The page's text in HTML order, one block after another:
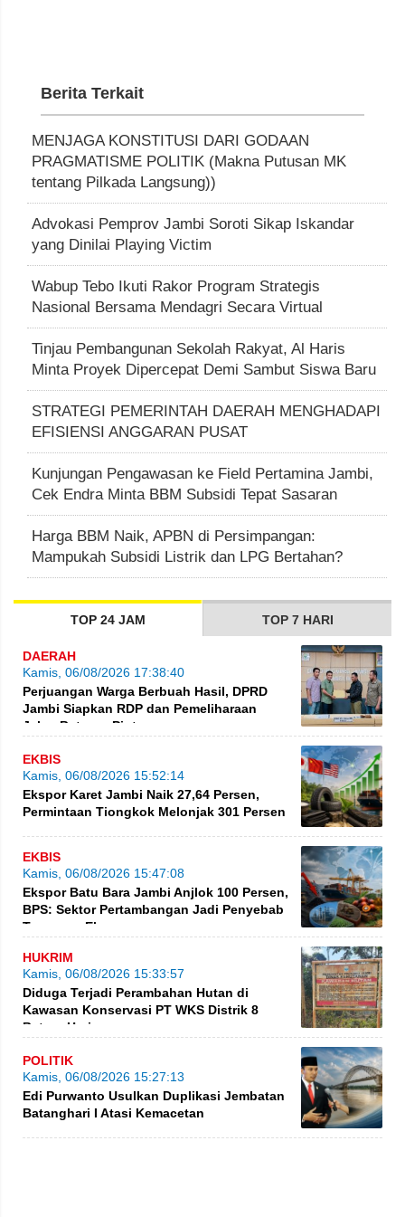
Berita Terkait
MENJAGA KONSTITUSI DARI GODAAN
PRAGMATISME POLITIK (Makna Putusan MK
tentang Pilkada Langsung))
Advokasi Pemprov Jambi Soroti Sikap Iskandar
yang Dinilai Playing Victim
Wabup Tebo Ikuti Rakor Program Strategis
Nasional Bersama Mendagri Secara Virtual
Tinjau Pembangunan Sekolah Rakyat, Al Haris
Minta Proyek Dipercepat Demi Sambut Siswa Baru
STRATEGI PEMERINTAH DAERAH MENGHADAPI
EFISIENSI ANGGARAN PUSAT
Kunjungan Pengawasan ke Field Pertamina Jambi,
Cek Endra Minta BBM Subsidi Tepat Sasaran
Harga BBM Naik, APBN di Persimpangan:
Mampukah Subsidi Listrik dan LPG Bertahan?
TOP 24 JAM TOP 7 HARI
DAERAH
Kamis, 06/08/2026 17:38:40
Perjuangan Warga Berbuah Hasil, DPRD
Jambi Siapkan RDP dan Pemeliharaan
Jalan Betung–Pintas
EKBIS
Kamis, 06/08/2026 15:52:14
Ekspor Karet Jambi Naik 27,64 Persen,
Permintaan Tiongkok Melonjak 301 Persen
EKBIS
Kamis, 06/08/2026 15:47:08
Ekspor Batu Bara Jambi Anjlok 100 Persen,
BPS: Sektor Pertambangan Jadi Penyebab
Turunnya Ekspor
HUKRIM
Kamis, 06/08/2026 15:33:57
Diduga Terjadi Perambahan Hutan di
Kawasan Konservasi PT WKS Distrik 8
BatangHari
POLITIK
Kamis, 06/08/2026 15:27:13
Edi Purwanto Usulkan Duplikasi Jembatan
Batanghari I Atasi Kemacetan